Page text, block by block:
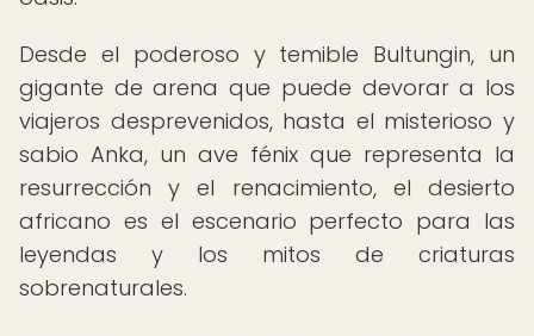
Desde el poderoso y temible Bultungin, un
gigante de arena que puede devorar a los
viajeros desprevenidos, hasta el misterioso y
sabio Anka, un ave fénix que representa la
resurrección y el renacimiento, el desierto
africano es el escenario perfecto para las
leyendas y los mitos de criaturas
sobrenaturales.